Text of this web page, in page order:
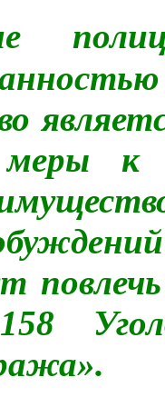
меры к